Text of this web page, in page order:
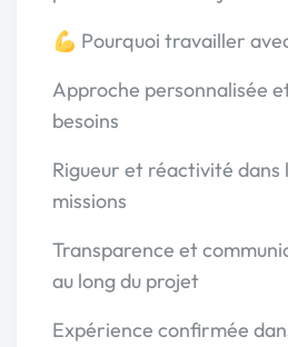
💪 Pourquoi travailler
Approche personnalisée
besoins
Rigueur et réactivité dans
missions
Transparence et
au long du projet
Expérience confirmée